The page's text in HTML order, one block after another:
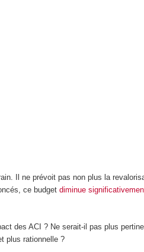
Il ne prévoit pas non plus la
ce budgetdiminue
des ACI ? Ne serait-il pas plus
plus rationnelle ?